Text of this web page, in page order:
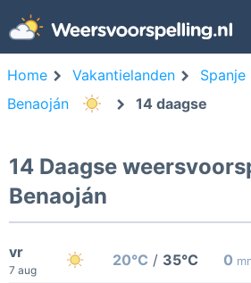
Home Vakantielanden
Spanje
Benaoján
14 daagse
14 Daagse
Benaoján
vr
7 aug
20°C / 35°C 0